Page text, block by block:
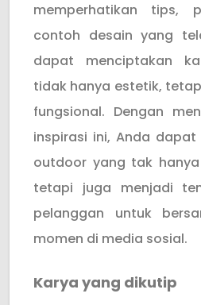
memperhatikan tips,
contoh desain yang
dapat menciptakan
tidak hanya estetik,
fungsional. Dengan
inspirasi ini, Anda
outdoor yang tak
tetapi juga menjadi
pelanggan untuk
momen di media sosial.
Karya yang dikutip